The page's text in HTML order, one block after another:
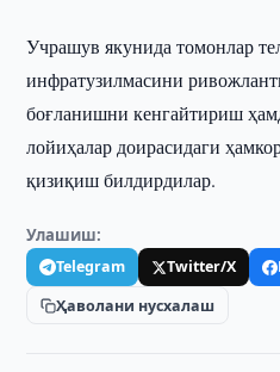
Учрашув якунида томонлар
инфратузилмасини
боғланишни кенгайтириш
лойиҳалар доирасидаги
қизиқиш билдирдилар.
Улашиш:
Telegram Twitter/X
Ҳаволани нусхалаш